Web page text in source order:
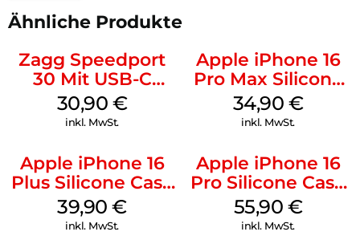
Ähnliche Produkte
Zagg Speedport
30 Mit USB-C
Kabel Weiß
30,90 €
inkl. MwSt.
Apple iPhone 16
Pro Max Silicone
Case MagSafe
Denim
34,90 €
inkl. MwSt.
Apple iPhone 16
Plus Silicone Case
MagSafe Plum
39,90€
inkl. MwSt.
Apple iPhone 16
Pro Silicone Case
MagSafe Stone
Gray
55,90 €
inkl. MwSt.